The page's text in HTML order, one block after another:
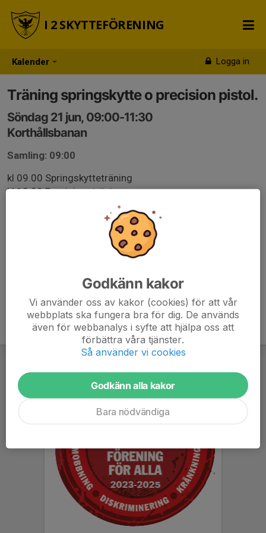
Kalender Logga in
I 2 SKYTTEFÖRENING
Träning springskytte o precision pistol.
Söndag 21 jun, 09:00-11:30
Korthållsbanan
Samling: 09:00
kl 09.00 Springskytteträning
kl 10.00 Precisionsträning
Vapenhyra enligt normal rutin.
Godkänn kakor
Vi använder oss av kakor (cookies) för att vår
webbplats ska fungera bra för dig. De används
även för webbanalys i syfte att hjälpa oss att
förbättra våra tjänster.
Så använder vi cookies
Godkänn alla kakor
Bara nödvändiga